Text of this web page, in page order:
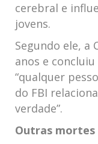
cerebral e
jovens.
Segundo ele, a
anos e
“qualquer
do FBI
verdade”.
Outras